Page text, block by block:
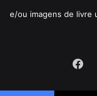
e/ou imagens de livre